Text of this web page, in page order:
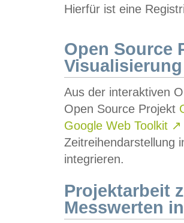
Hierfür ist eine
Open Source
Visualisierung
Aus der interaktiven
Open Source Projekt
Google Web Toolkit ↗
Zeitreihendarstellung
integrieren.
Projektarbeit
Messwerten